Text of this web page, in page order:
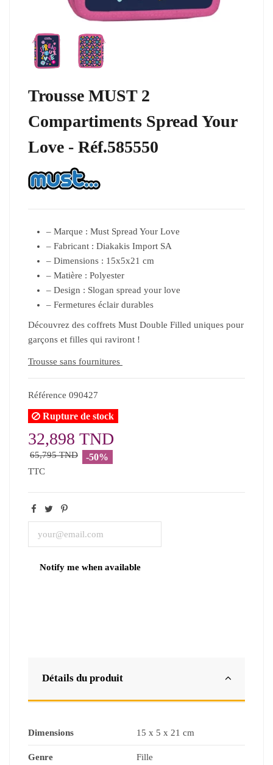
Trousse MUST 2
Compartiments Spread Your
Love - Réf.585550
– Marque : Must Spread Your Love
– Fabricant : Diakakis Import SA
– Dimensions : 15x5x21 cm
– Matière : Polyester
– Design : Slogan spread your love
– Fermetures éclair durables
Découvrez des coffrets Must Double Filled uniques pour
garçons et filles qui raviront !
Trousse sans fournitures
Référence 090427
Rupture de stock
32,898 TND
65,795 TND -50%
TTC
Détails du produit
Dimensions 15 x 5 x 21 cm
Genre Fille